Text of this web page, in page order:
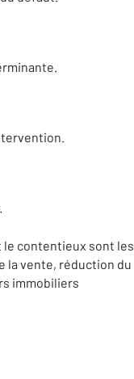
le contentieux sont les
la vente, réduction du
immobiliers